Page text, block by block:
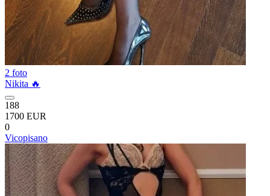
2 foto
Nikita 🔥
188
1700 EUR
0
Vicopisano